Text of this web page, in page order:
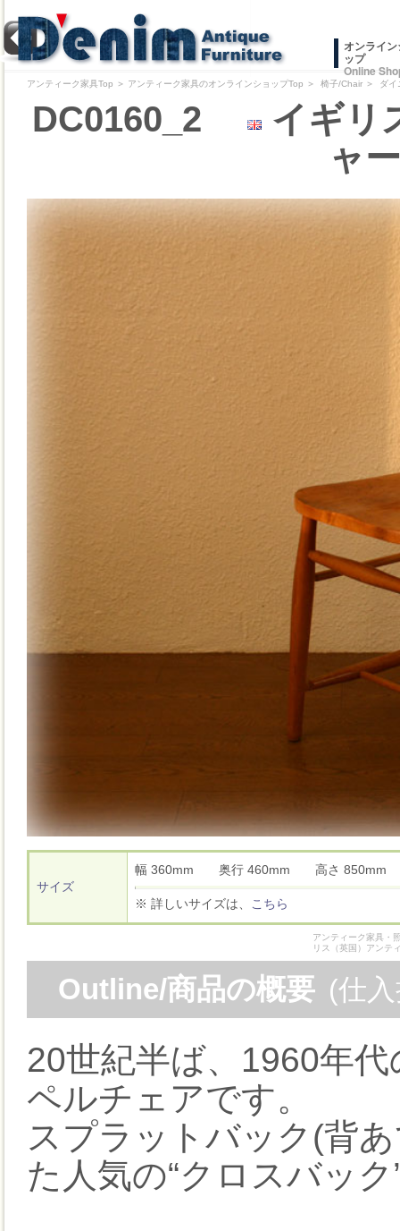
オンライ
ップ
Online
アンティーク家具Top ＞ アンティーク家具のオンラインショップTop ＞ 椅子/Chair ＞ ダイ
DC0160_2
イギリ
ャ
サイズ
幅 360mm 奥行 460mm 高さ
※ 詳しいサイズは、 こちら
アンティーク家具・
リス（英国）アンテ
Outline/商品の概要 (仕
20世紀半ば、1960年
ペルチェアです。
スプラットバック(背
た人気の“クロスバッ